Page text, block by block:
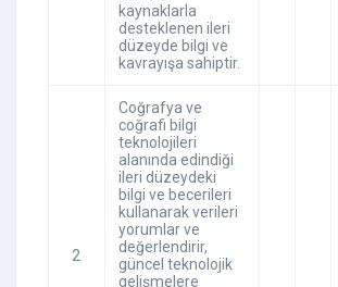
kaynaklarla
desteklenen ileri
düzeyde bilgi ve
kavrayışa sahiptir.
2
Coğrafya ve
coğrafi bilgi
teknolojileri
alanında edindiği
ileri düzeydeki
bilgi ve becerileri
kullanarak verileri
yorumlar ve
değerlendirir,
güncel teknolojik
gelişmelere